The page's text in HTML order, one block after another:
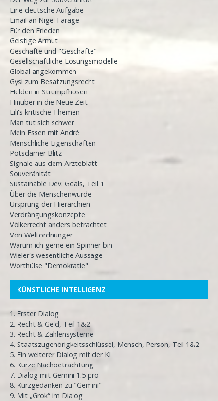
Eine deutsche Aufgabe
Email an Nigel Farage
Für den Frieden
Geistige Armut
Geschäfte und "Geschäfte"
Gesellschaftliche Lösungsmodelle
Global angekommen
Gysi zum Besatzungsrecht
Helden in Strumpfhosen
Hinüber in die Neue Zeit
Lili's kritische Themen
Man tut sich schwer
Mein Essen mit André
Menschliche Eigenschaften
Potsdamer Blitz
Signale aus dem Ärzteblatt
Souveränität
Sustainable Dev. Goals, Teil 1
Über die Menschenwürde
Ursprung der Hierarchien
Verdrängungskonzepte
Völkerrecht anders betrachtet
Von Weltordnungen
Warum ich gerne ein Spinner bin
Wieler's wesentliche Aussage
Worthülse "Demokratie"
KÜNSTLICHE INTELLIGENZ
1. Erster Dialog
2. Recht & Geld, Teil 1&2
3. Recht & Zahlensysteme
4. Staatszugehörigkeitsschlüssel, Mensch, Person, Teil 1&2
5. Ein weiterer Dialog mit der KI
6. Kurze Nachbetrachtung
7. Dialog mit Gemini 1.5 pro
8. Kurzgedanken zu "Gemini"
9. Mit „Grok“ im Dialog